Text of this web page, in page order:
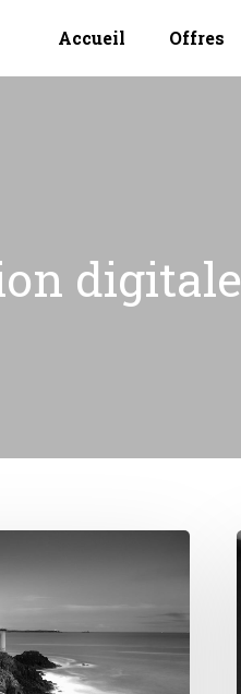
Accueil Offres
digitale